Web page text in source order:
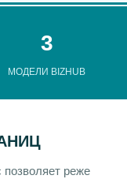
3
МОДЕЛИ BIZHUB
реже